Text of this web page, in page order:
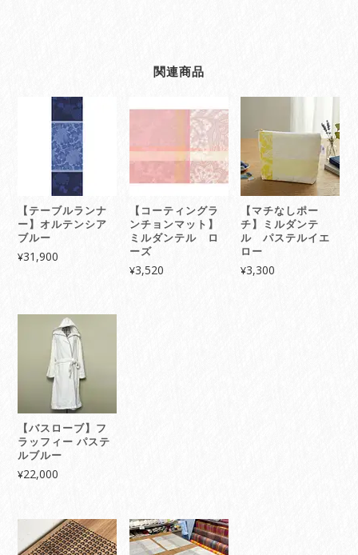
関連商品
【テーブルランナ
ー】オルテンシア
ブルー
¥31,900
【コーティングラ
ンチョンマット】
ミルダンテル ロ
ーズ
¥3,520
【マチなしポー
チ】ミルダンテ
ル パステルイエ
ロー
¥3,300
【バスローブ】フ
ラッフィー パステ
ルブルー
¥22,000